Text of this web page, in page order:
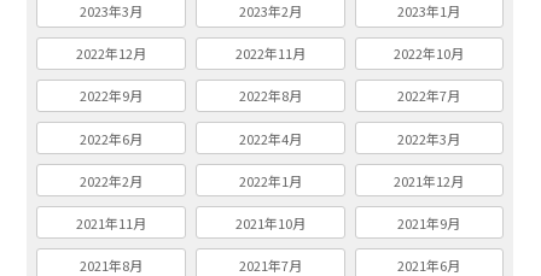
2023年3月 2023年2月 2023年1月
2022年12月 2022年11月 2022年10月
2022年9月 2022年8月 2022年7月
2022年6月 2022年4月 2022年3月
2022年2月 2022年1月 2021年12月
2021年11月 2021年10月 2021年9月
2021年8月 2021年7月 2021年6月